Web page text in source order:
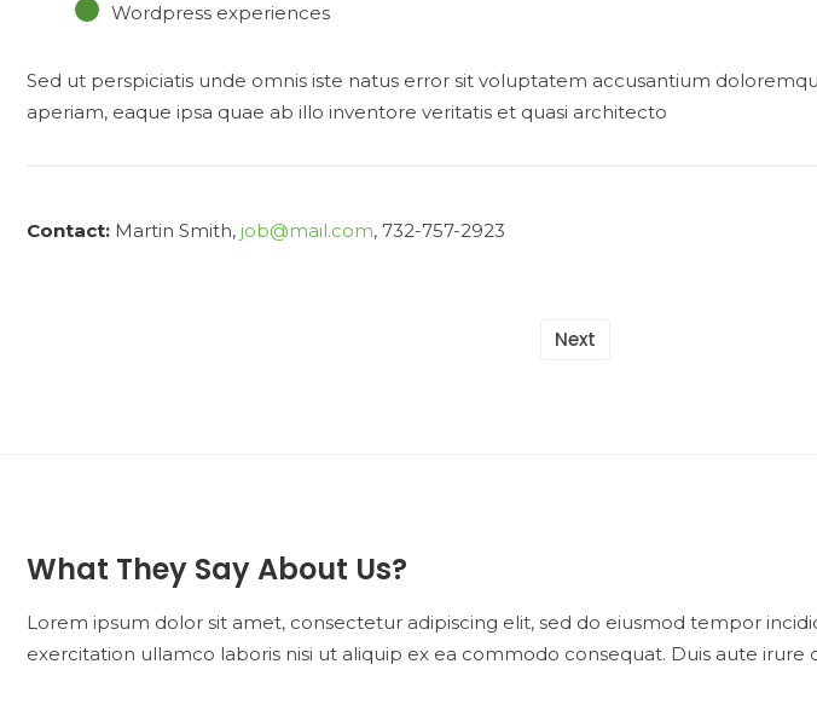
Wordpress experiences
Sed ut perspiciatis unde omnis iste natus error sit voluptatem accusantium
aperiam, eaque ipsa quae ab illo inventore veritatis et quasi architecto
Contact: Martin Smith job@mail.com 732-757-2923
Next
What They Say About Us?
Lorem ipsum dolor sit amet, consectetur adipiscing elit, sed do eiusmod tempor
exercitation ullamco laboris nisi ut aliquip ex ea commodo consequat. Duis aute